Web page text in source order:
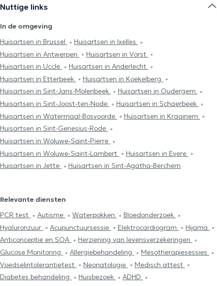
Nuttige links
In de omgeving
Huisartsen in Brussel
Huisartsen in Ixelles
Huisartsen in Antwerpen
Huisartsen in Vorst
Huisartsen in Uccle
Huisartsen in Anderlecht
Huisartsen in Etterbeek
Huisartsen in Koekelberg
Huisartsen in Sint-Jans-Molenbeek
Huisartsen in Oudergem
Huisartsen in Sint-Joost-ten-Node
Huisartsen in Schaerbeek
Huisartsen in Watermaal-Bosvoorde
Huisartsen in Kraainem
Huisartsen in Sint-Genesius-Rode
Huisartsen in Woluwe-Saint-Pierre
Huisartsen in Woluwe-Saint-Lambert
Huisartsen in Evere
Huisartsen in Jette
Huisartsen in Sint-Agatha-Berchem
Relevante diensten
PCR test
Autisme Waterpokken
Bloedonderzoek
Hyaluronzuur
Acupunctuursessie Elektrocardiogram
Hijama
Anticonceptie en SOA
Herziening van levensverzekeringen
Glucose Monitoring
Allergiebehandeling
Mesotherapiesessies
Voedselintolerantietest
Neonatologie
Medisch attest
Diabetes behandeling
Huisbezoek
ADHD